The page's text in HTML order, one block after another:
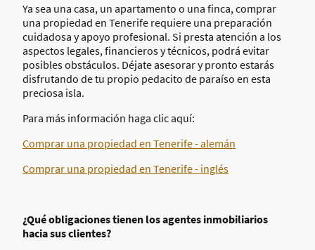
Ya sea una casa, un apartamento o una finca, comprar
una propiedad en Tenerife requiere una preparación
cuidadosa y apoyo profesional. Si presta atención a los
aspectos legales, financieros y técnicos, podrá evitar
posibles obstáculos. Déjate asesorar y pronto estarás
disfrutando de tu propio pedacito de paraíso en esta
preciosa isla.
Para más información haga clic aquí:
Comprar una propiedad en Tenerife - alemán
Comprar una propiedad en Tenerife - inglés
¿Qué obligaciones tienen los agentes inmobiliarios
hacia sus clientes?